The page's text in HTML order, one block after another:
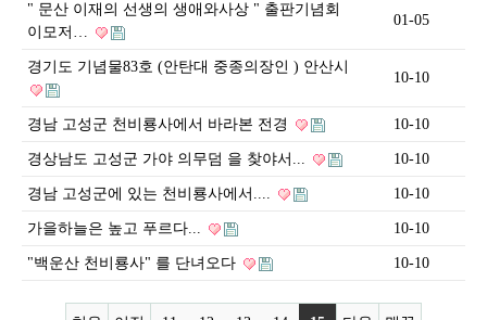
" 문산 이재의 선생의 생애와사상 " 출판기념회
이모저…
01-05
경기도 기념물83호 (안탄대 중종의장인 ) 안산시
10-10
경남 고성군 천비룡사에서 바라본 전경 10-10
경상남도 고성군 가야 의무덤 을 찾야서... 10-10
경남 고성군에 있는 천비룡사에서.... 10-10
가을하늘은 높고 푸르다... 10-10
"백운산 천비룡사" 를 단녀오다 10-10